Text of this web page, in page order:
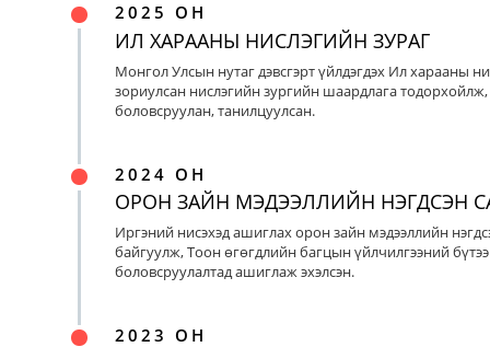
2025 ОН
ИЛ ХАРААНЫ НИСЛЭГИЙН ЗУРАГ
Монгол Улсын нутаг дэвсгэрт үйлдэгдэх Ил харааны
зориулсан нислэгийн зургийн шаардлага тодорхойлж,
боловсруулан, танилцуулсан.
2024 ОН
ОРОН ЗАЙН МЭДЭЭЛЛИЙН НЭГДСЭН
Иргэний нисэхэд ашиглах орон зайн мэдээллийн
байгуулж, Тоон өгөгдлийн багцын үйлчилгээний
боловсруулалтад ашиглаж эхэлсэн.
2023 ОН